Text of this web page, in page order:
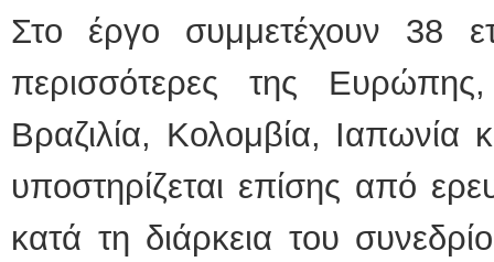
Στο έργο συμμετέχουν 38
περισσότερες της
Βραζιλία, Κολομβία, Ιαπωνία
υποστηρίζεται επίσης από
κατά τη διάρκεια του